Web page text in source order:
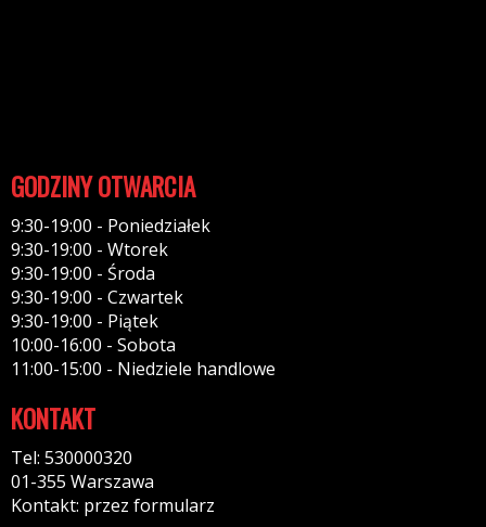
GODZINY OTWARCIA
9:30-19:00 - Poniedziałek
9:30-19:00 - Wtorek
9:30-19:00 - Środa
9:30-19:00 - Czwartek
9:30-19:00 - Piątek
10:00-16:00 - Sobota
11:00-15:00 - Niedziele handlowe
KONTAKT
Tel: 530000320
01-355 Warszawa
Kontakt: przez formularz